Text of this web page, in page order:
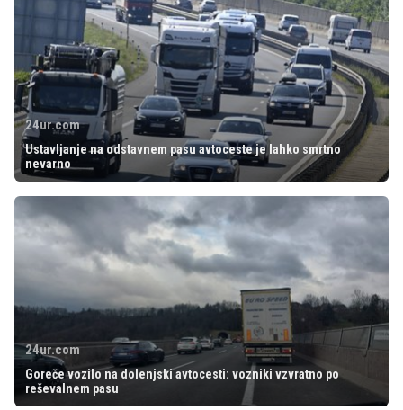
24ur.com
Ustavljanje na odstavnem pasu avtoceste je lahko smrtno
nevarno
24ur.com
Goreče vozilo na dolenjski avtocesti: vozniki vzvratno po
reševalnem pasu